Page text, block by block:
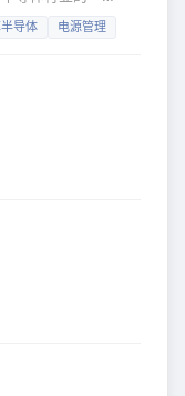
的隔屏观望，不
？ 威兆半导体的器件与系
导体 电源管理